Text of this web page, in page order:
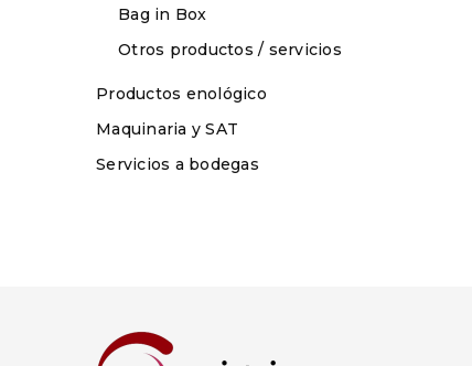
Bag in Box
Otros productos / servicios
Productos enológico
Maquinaria y SAT
Servicios a bodegas